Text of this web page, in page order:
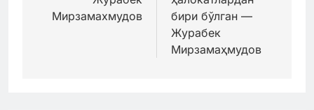
Мирзамахмудов
бири бўлган —
Журабек
Мирзамаҳмудов